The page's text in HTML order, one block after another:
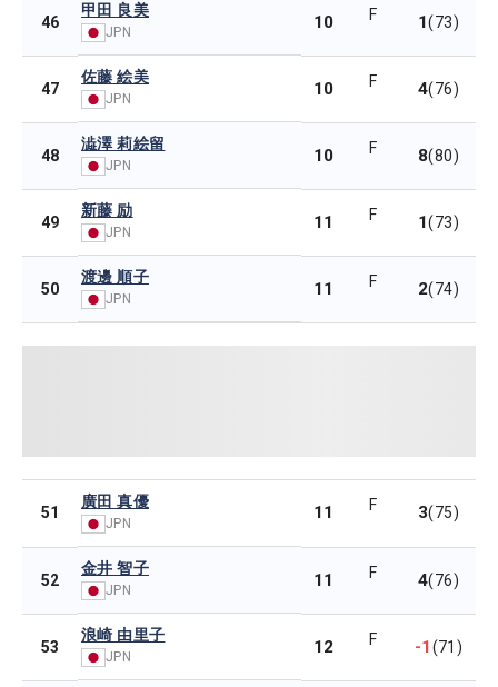
46
甲田 良美
JPN 10 F 1(73)
47
佐藤 絵美
JPN 10 F 4(76)
48
澁澤 莉絵留
JPN 10 F 8(80)
49
新藤 励
JPN 11 F 1(73)
50
渡邊 順子
JPN 11 F 2(74)
51
廣田 真優
JPN
11 F 3(75)
52
金井 智子
JPN 11 F 4(76)
53
浪崎 由里子
JPN 12 F -1(71)